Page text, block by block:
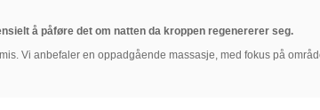
å påføre det om natten da kroppen regenererer seg.
Vi anbefaler en oppadgående massasje, med fokus på